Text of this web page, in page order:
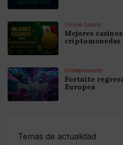
Online Casino
Mejores
criptomonedas
Entretenimiento
Fortnite
Europea
Temas de actualidad